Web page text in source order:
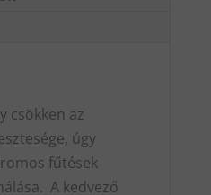
csökken az
úgy
fűtések
A kedvező